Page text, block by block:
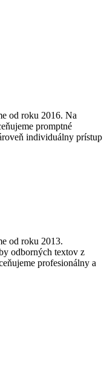
od roku 2016. Na
promptné
individuálny prístup
od roku 2013.
odborných textov z
profesionálny a